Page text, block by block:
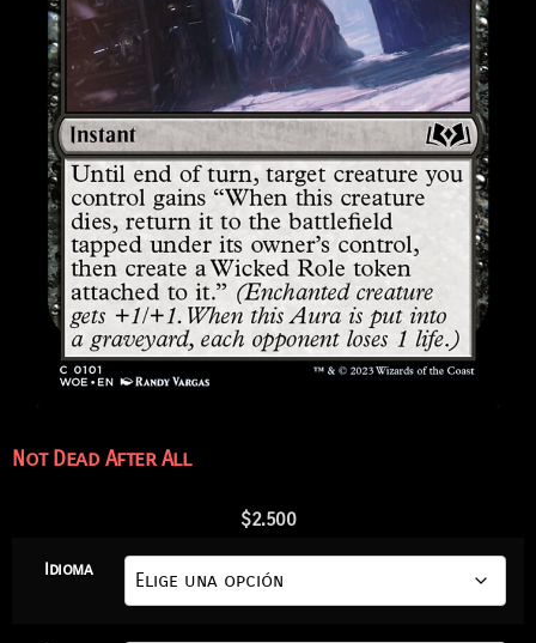
Not Dead After All
$2.500
Idioma